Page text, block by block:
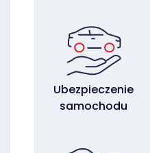
Ubezpieczenie
samochodu